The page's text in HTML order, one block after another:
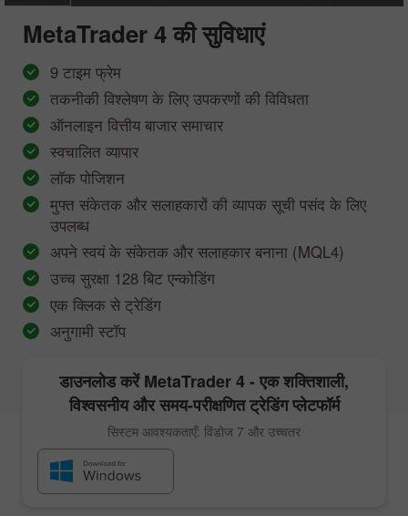
MetaTrader 4की सुविधाएं
9 टाइम फ्रेम
तकनीकी विश्लेषण के लिए उपकरणों की विविधता
ऑनलाइन वित्तीय बाजार समाचार
स्वचालित व्यापार
लॉक पोजिशन
मुफ्त संकेतक और सलाहकारों की व्यापक सूची पसंद के लिए
उपलब्ध
अपने स्वयं के संकेतक और सलाहकार बनाना (MQL4)
उच्च सुरक्षा 128 बिट एन्कोडिंग
एक क्लिक से ट्रेडिंग
अनुगामी स्टॉप
डाउनलोड करेंMetaTrader 4- एक शक्तिशाली,
विश्वसनीय और समय-परीक्षणित ट्रेडिंग प्लेटफॉर्म
सिस्टम आवश्यकताएँ: विंडोज 7 और उच्चतर